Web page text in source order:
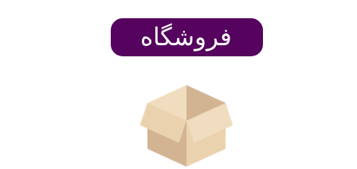
​​​​فروشگاه